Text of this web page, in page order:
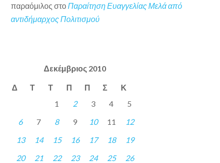
παραόμιλος στοΠαραίτηση Ευαγγελίας Μελά από
αντιδήμαρχος Πολιτισμού
Δεκέμβριος 2010
Δ Τ Τ Π Π Σ Κ
1 2 3 4
5
6
7 8 9 10 11
12
13
14 15 16 17 18
19
20
21 22 23 24 25
26